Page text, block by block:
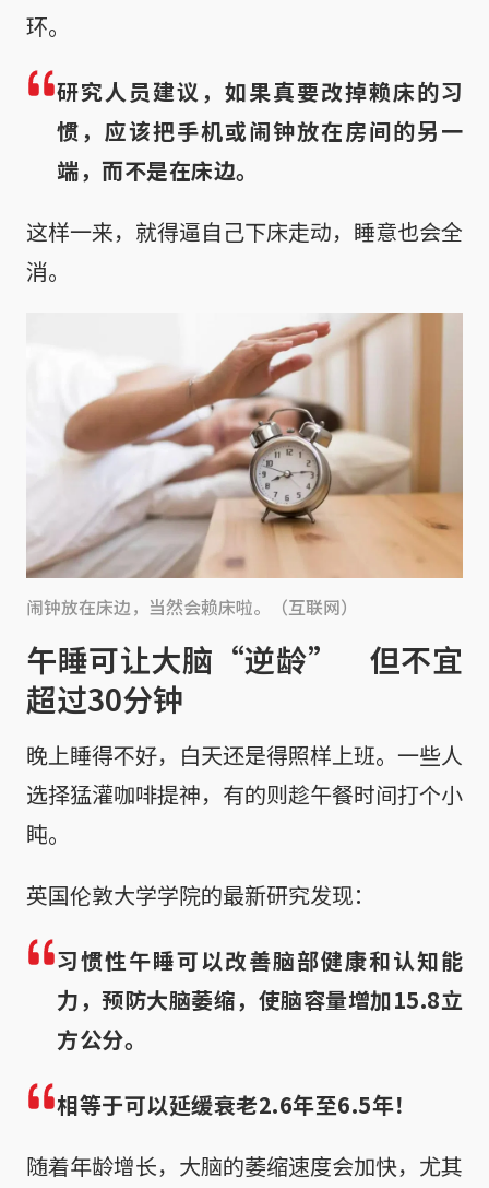
环。
研究人员建议，如果真要改掉赖床的习
惯，应该把手机或闹钟放在房间的另一
端，而不是在床边。
这样一来，就得逼自己下床走动，睡意也会全
消。
闹钟放在床边，当然会赖床啦。（互联网）
午睡可让大脑“逆龄” 但不宜
超过30分钟
晚上睡得不好，白天还是得照样上班。一些人
选择猛灌咖啡提神，有的则趁午餐时间打个小
盹。
英国伦敦大学学院的最新研究发现：
习惯性午睡可以改善脑部健康和认知能
力，预防大脑萎缩，使脑容量增加15.8立
方公分。
相等于可以延缓衰老2.6年至6.5年！
随着年龄增长，大脑的萎缩速度会加快，尤其